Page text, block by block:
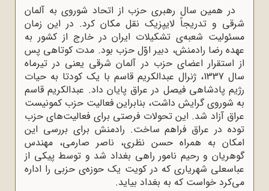
در همین سال رهبری حزب از اتحاد شوروی به آلمان
شرقی و تدریجاً لایپزیک نقل مکان کرد. در این زمان
مسئولیت شعبه‌ی تشکیلات ایران در خارج از کشور به
عهده رضا رادمنش، دبیر اوّل حزب بود. مدت کوتاهی پس
از استقرار اعضای حزب در آلمان شرقی یعنی در تیرماه
سال 1337، ژنرال عبدالکریم قاسم با یک کودتا به حیات
رژیم پادشاهی فیصل در عراق پایان داد. عبدالکریم قاسم
به شوروی گرایش داشت، بنابراین فعالیت حزب کمونیست
عراق آزاد شد. این تحولات فرصتی برای فعالیت‌های حزب
توده در عراق فراهم ساخت. رادمنش برای بررسی این
امکان به همراه حسن نظری، ناصر صارمی، مهندس
گوهریان و رحیم نامور راهی بغداد شد و توسط پیکی از
عباسعلی شهریاری که در کویت یک حوزه‌ی حزبی را اداره
می‌کرد خواست که به بغداد بیاید.